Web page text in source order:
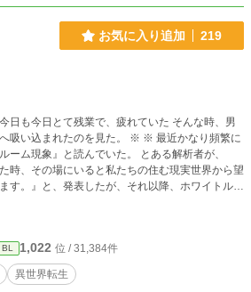
お気に入り追加 219
日も今日とて残業で、疲れていた そんな時、男
のを見た。 ※ ※ 最近かなり頻繁に
と読んでいた。 とある解析者が、
時、その場にいると私たちの住む現実世界から望
す。』と、発表したが、それ以降、ホワイトルー
男の子が吸い込まれていて。 彼を助けた
BL 1,022 位 / 31,384件
異世界転生